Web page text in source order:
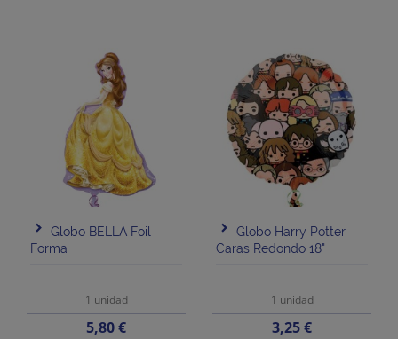
Globo BELLA Foil
Forma
1 unidad
Precio
5,80 €
Globo Harry Potter
Caras Redondo 18"
1 unidad
Precio
3,25 €